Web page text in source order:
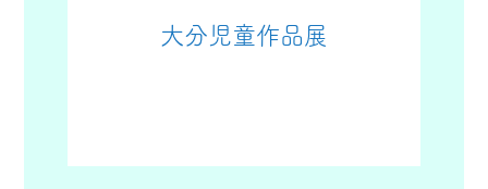
大分児童作品展